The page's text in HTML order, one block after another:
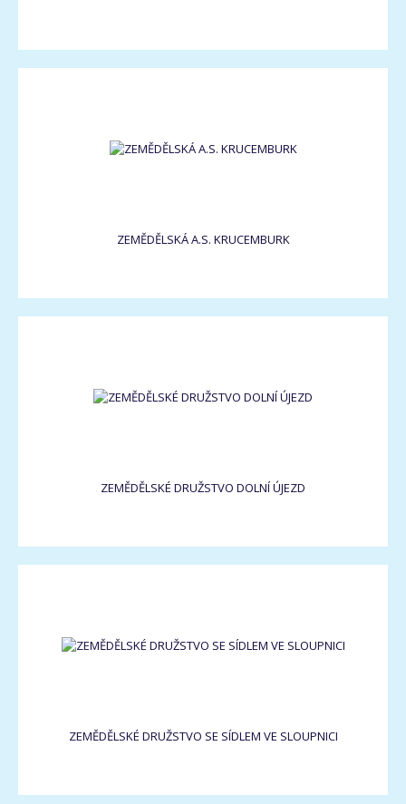
ZEMĚDĚLSKÁ A.S. KRUCEMBURK
ZEMĚDĚLSKÉ DRUŽSTVO DOLNÍ ÚJEZD
ZEMĚDĚLSKÉ DRUŽSTVO SE SÍDLEM VE SLOUPNICI